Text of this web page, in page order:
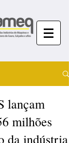
lançam
milhões
da indústria